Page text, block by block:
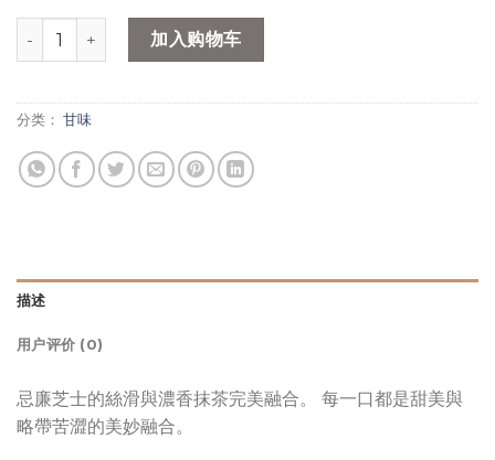
nana's green tea - 原個抹茶芝士蛋糕 (18CM) (只限自取) 数量
加入购物车
分类： 甘味
描述
用户评价 (0)
忌廉芝士的絲滑與濃香抹茶完美融合。 每一口都是甜美與
略帶苦澀的美妙融合。